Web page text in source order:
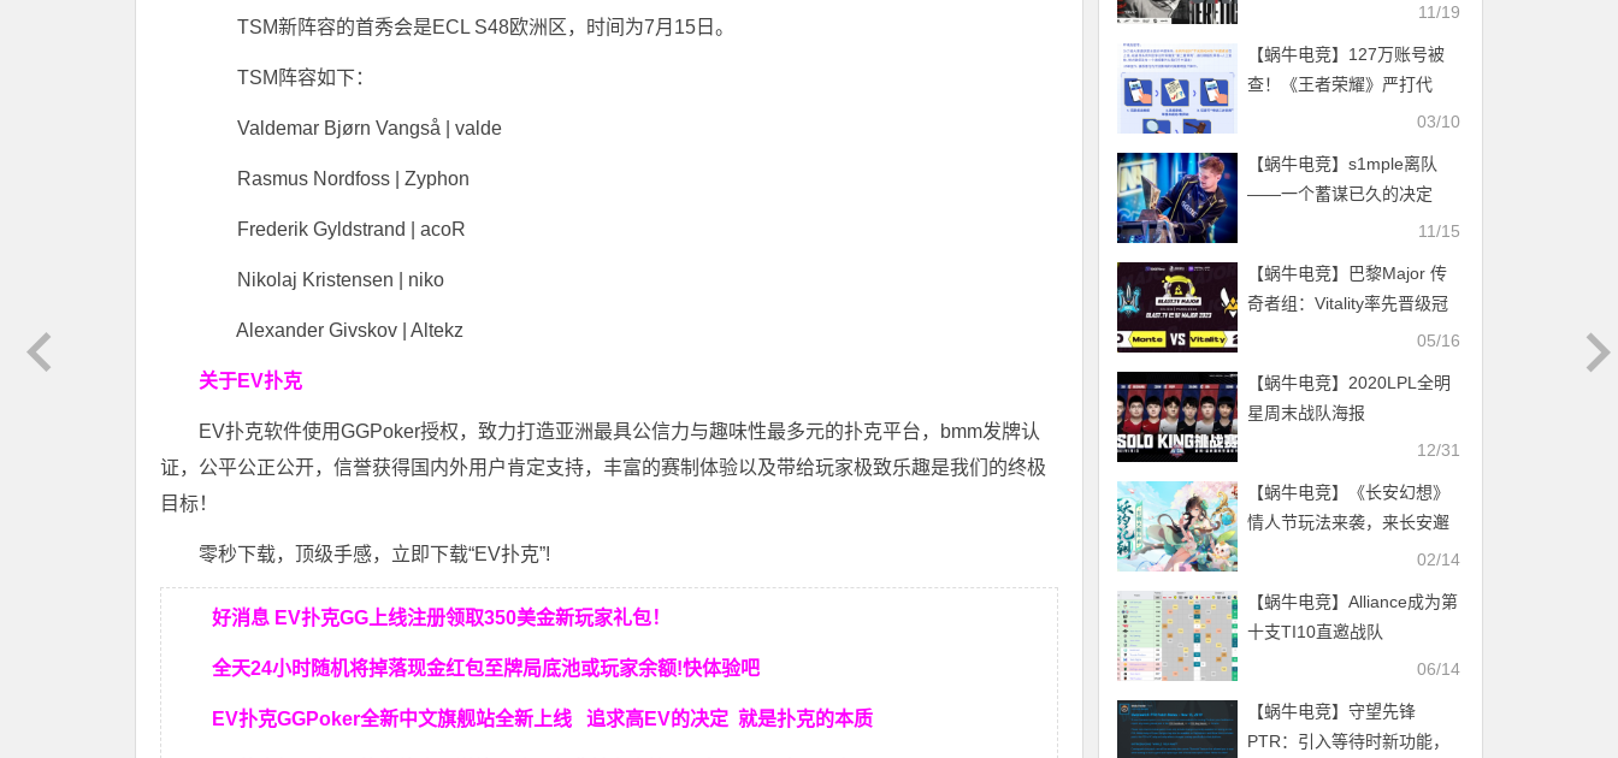
TSM新阵容的首秀会是ECL S48欧洲区，时间为7月15日。
TSM阵容如下：
Valdemar Bjørn Vangså | valde
Rasmus Nordfoss | Zyphon
Frederik Gyldstrand | acoR
Nikolaj Kristensen | niko
Alexander Givskov | Altekz
关于EV扑克
EV扑克软件使用GGPoker授权，致力打造亚洲最具公信力与趣味性最多元的扑克平台，bmm发牌认
证，公平公正公开，信誉获得国内外用户肯定支持，丰富的赛制体验以及带给玩家极致乐趣是我们的终极
目标！
零秒下载，顶级手感，立即下载“EV扑克”!
好消息 EV扑克GG上线注册领取350美金新玩家礼包！
全天24小时随机将掉落现金红包至牌局底池或玩家余额!快体验吧
EV扑克GGPoker全新中文旗舰站全新上线 追求高EV的决定 就是扑克的本质
11/19
【蜗牛电竞】127万账号被
查！《王者荣耀》严打代
练：装本人没用【EV扑克小
03/10
【蜗牛电竞】s1mple离队
——一个蓄谋已久的决定
【EV扑克小游戏官网】11/15
【蜗牛电竞】巴黎Major 传
奇者组：Vitality率先晋级冠
军组【EV扑克小游戏官网】
05/16
【蜗牛电竞】2020LPL全明
星周末战队海报
12/31
【蜗牛电竞】《长安幻想》
情人节玩法来袭，来长安邂
02/14
【蜗牛电竞】Alliance成为第
十支TI10直邀战队
06/14
【蜗牛电竞】守望先锋
PTR：引入等待时新功能，